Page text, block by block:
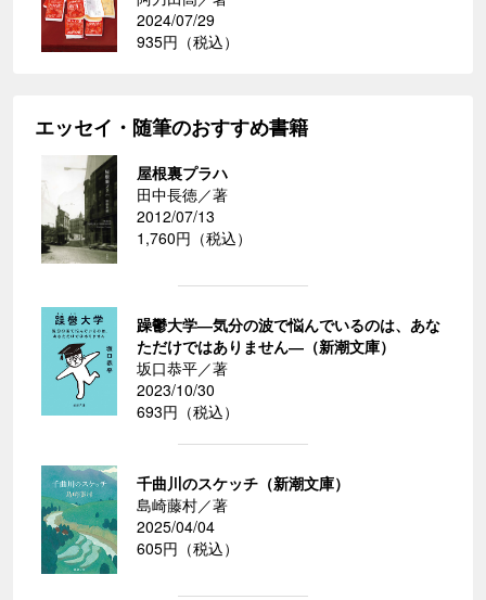
2024/07/29
935円（税込）
エッセイ・随筆のおすすめ書籍
屋根裏プラハ
田中長徳／著
2012/07/13
1,760円（税込）
躁鬱大学―気分の波で悩んでいるのは、あな
ただけではありません―（新潮文庫）
坂口恭平／著
2023/10/30
693円（税込）
千曲川のスケッチ（新潮文庫）
島崎藤村／著
2025/04/04
605円（税込）